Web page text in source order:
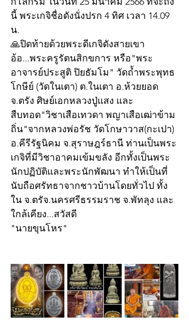
นี้ พระเกจิชื่อดังนั่งปรก 4 ทิศ เวลา 14.09
น.
🙏ปิดท้ายด้วยพระดีเกจิดังสายเขา
อ้อ...พระครูรัตนสิกขการ หรือ"พระ
อาจารย์ประสูติ ปิยธัมโม" วัดถ้ำพระพุทธ
โกษีย์ (วัดในเตา) ต.ในเตา อ.ห้วยยอด
จ.ตรัง ศิษย์เอกหลวงปู่แสง และ
สืบทอด"วิชาเสือเทวดา พญาเสือเฒ่าข้าม
ถิ่น"จากหลวงพ่อรัช วัดโกษาวาส(กะเปา)
อ.คีรีรัฐนิคม จ.สุราษฎร์ธานี ท่านเป็นพระ
เกจิที่มีวิชาอาคมเข้มขลัง อีกทั้งเป็นพระ
นักปฏิบัติและพระนักพัฒนา ทำให้เป็นที่
นับถือศรัทธาจากชาวบ้านโดยทั่วไป ทั้ง
ใน จ.ตรัจ.นครศรีธรรมราช จ.พัทลุง และ
ใกล้เคียง...สวัสดี
"นายขุนโหร"